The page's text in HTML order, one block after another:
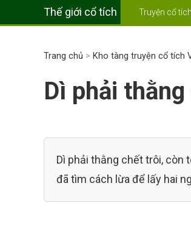
Thế giới cổ tích Truyện cổ tích
Trang chủ > Kho tàng truyện cổ tích
Dì phải
Dì phải thằng chết trôi, còn
đã tìm cách lừa để lấy hai